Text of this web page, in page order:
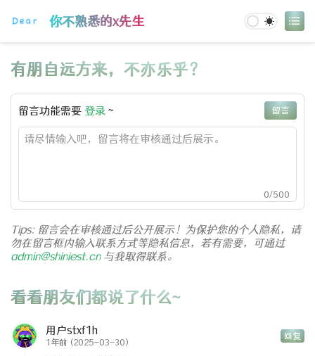
你不熟悉的x先生
登录
有朋自远方来，不亦乐乎？
留言功能需要 登录 ~ 留言
0/500
Tips: 留言会在审核通过后公开展示！为保护您的个人隐私，请
勿在留言框内输入联系方式等隐私信息，若有需要，可通过
admin@shiniest.cn 与我取得联系。
看看朋友们都说了什么~
用户stxf1h
1年前 (2025-03-30)
回复